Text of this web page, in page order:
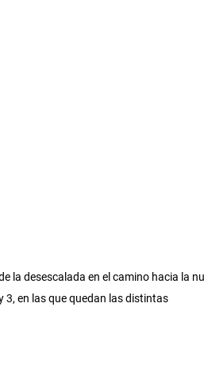
la desescalada en el camino hacia la
3, en las que quedan las distintas